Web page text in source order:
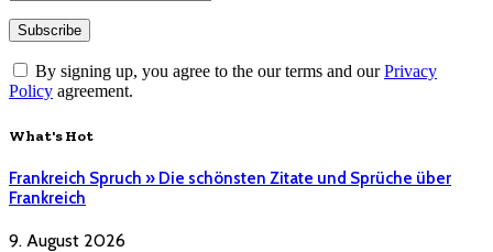
By signing up, you agree to the our terms and ourPrivacy
Policy agreement.
What's Hot
Frankreich Spruch » Die schönsten Zitate und Sprüche über
Frankreich
9. August 2026